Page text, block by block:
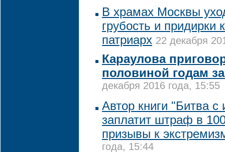
В храмах Москвы
грубость и придирки
патриарх 22 декабря
Караулова
половиной годам
декабря 2016 года, 15:55
Автор книги "Битва с
заплатит штраф в
призывы к
года, 15:44